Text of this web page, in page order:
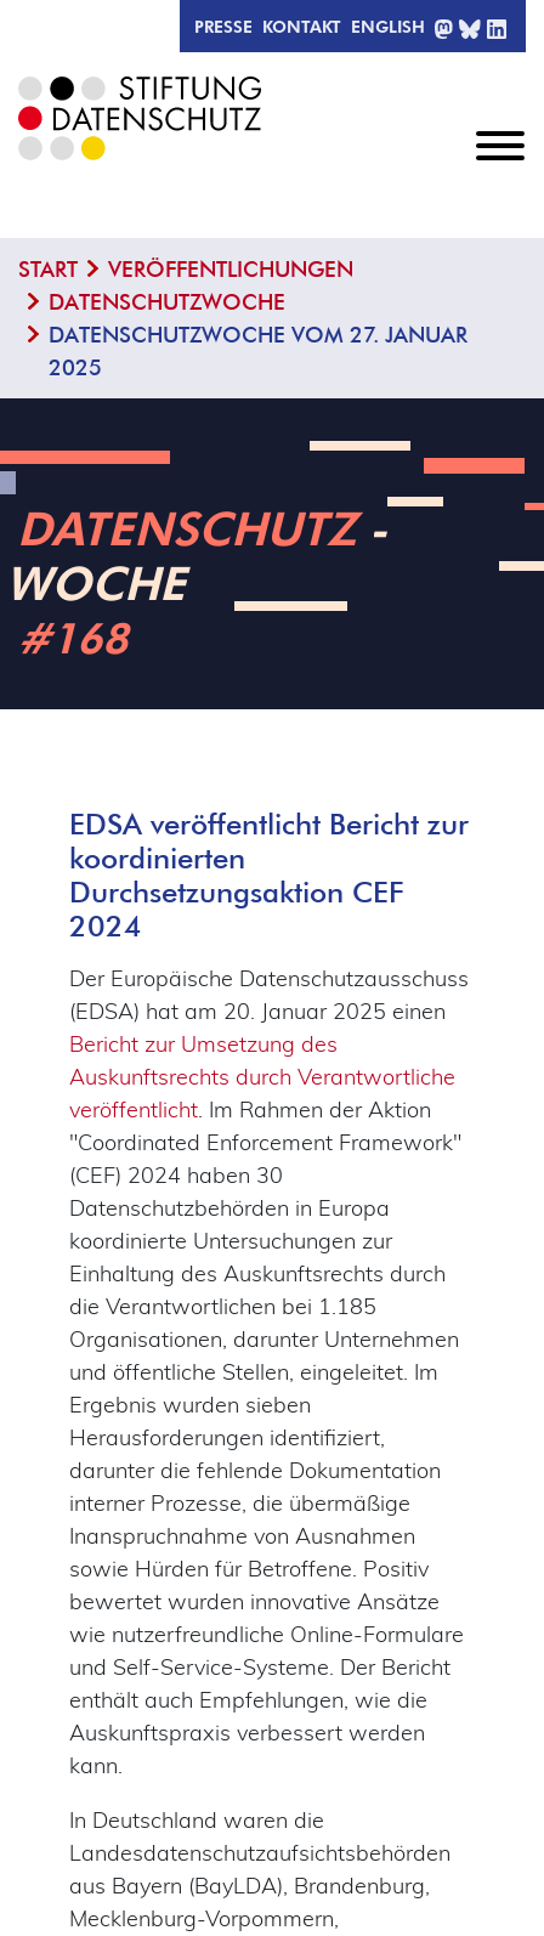
PRESSE KONTAKT ENGLISH
START
VERÖFFENTLICHUNGEN
DATENSCHUTZWOCHE
DATENSCHUTZWOCHE VOM 27. JANUAR
2025
DATENSCHUTZ ­
WOCHE
#168
EDSA veröffentlicht Bericht zur
koordinierten
Durchsetzungsaktion CEF
2024
Der Europäische Datenschutzausschuss
(EDSA) hat am 20. Januar 2025 einen
Bericht zur Umsetzung des
Auskunftsrechts durch Verantwortliche
veröffentlicht. Im Rahmen der Aktion
"Coordinated Enforcement Framework"
(CEF) 2024 haben 30
Datenschutzbehörden in Europa
koordinierte Untersuchungen zur
Einhaltung des Auskunftsrechts durch
die Verantwortlichen bei 1.185
Organisationen, darunter Unternehmen
und öffentliche Stellen, eingeleitet. Im
Ergebnis wurden sieben
Herausforderungen identifiziert,
darunter die fehlende Dokumentation
interner Prozesse, die übermäßige
Inanspruchnahme von Ausnahmen
sowie Hürden für Betroffene. Positiv
bewertet wurden innovative Ansätze
wie nutzerfreundliche Online-Formulare
und Self-Service-Systeme. Der Bericht
enthält auch Empfehlungen, wie die
Auskunftspraxis verbessert werden
kann.
In Deutschland waren die
Landesdatenschutzaufsichtsbehörden
aus Bayern (BayLDA), Brandenburg,
Mecklenburg-Vorpommern,